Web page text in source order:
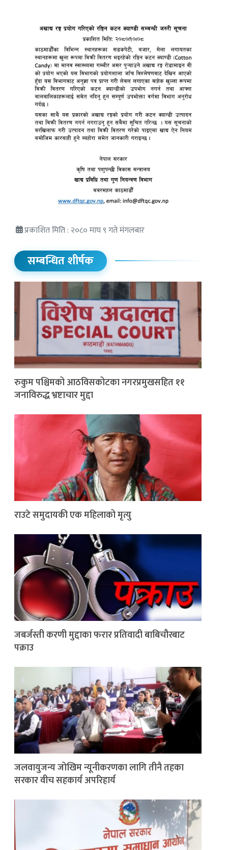
प्रकाशित मिति : २०८० माघ ९ गते मंगलबार
सम्बन्धित शीर्षक
रुकुम पश्चिमको आठविसकोटका नगरप्रमुखसहित ११
जनाविरुद्ध भ्रष्टाचार मुद्दा
राउटे समुदायकी एक महिलाको मृत्यु
जबर्जस्ती करणी मुद्दाका फरार प्रतिवादी बाबिचौरबाट
पक्राउ
जलवायुजन्य जोखिम न्यूनीकरणका लागि तीनै तहका
सरकार वीच सहकार्य अपरिहार्य